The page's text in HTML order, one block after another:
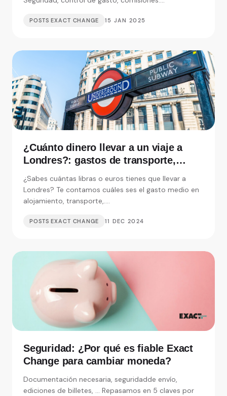
POSTS EXACT CHANGE 15 JAN 2025
¿Cuánto dinero llevar a un viaje a
Londres?: gastos de transporte,
¿Sabes cuántas libras o euros tienes que llevar a
Londres? Te contamos cuáles ses el gasto medio en
alojamiento, transporte,....
POSTS EXACT CHANGE 11 DEC 2024
Seguridad: ¿Por qué es fiable Exact
Change para cambiar moneda?
Documentación necesaria, seguridadde envío,
ediciones de billetes, ... Repasamos en 5 claves por